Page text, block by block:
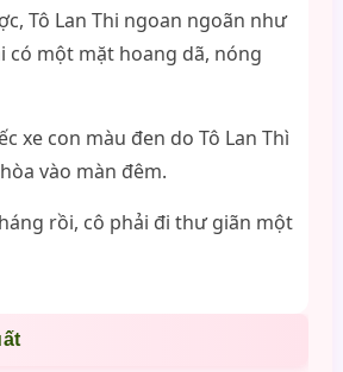
Tô Lan Thi ngoan ngoãn như
có một mặt hoang dã, nóng
xe con màu đen do Tô Lan Thì
vào màn đêm.
rồi, cô phải đi thư giãn một